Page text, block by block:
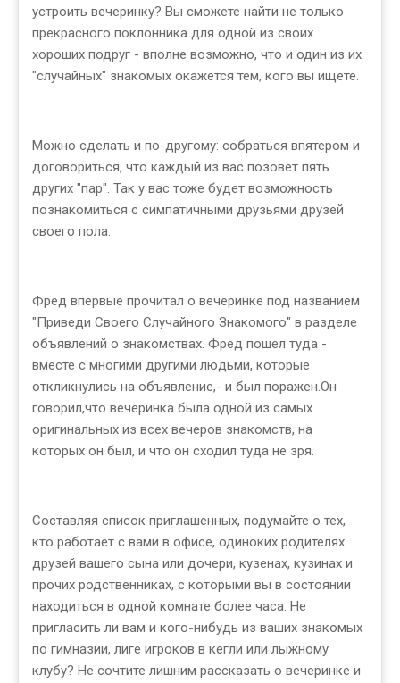
устроить вечеринку? Вы сможете найти не только
прекрасного поклонника для одной из своих
хороших подруг - вполне возможно, что и один из их
"случайных" знакомых окажется тем, кого вы ищете.
Можно сделать и по-другому: собраться впятером и
договориться, что каждый из вас позовет пять
других "пар". Так у вас тоже будет возможность
познакомиться с симпатичными друзьями друзей
своего пола.
Фред впервые прочитал о вечеринке под названием
"Приведи Своего Случайного Знакомого" в разделе
объявлений о знакомствах. Фред пошел туда -
вместе с многими другими людьми, которые
откликнулись на объявление,- и был поражен.Он
говорил,что вечеринка была одной из самых
оригинальных из всех вечеров знакомств, на
которых он был, и что он сходил туда не зря.
Составляя список приглашенных, подумайте о тех,
кто работает с вами в офисе, одиноких родителях
друзей вашего сына или дочери, кузенах, кузинах и
прочих родственниках, с которыми вы в состоянии
находиться в одной комнате более часа. Не
пригласить ли вам и кого-нибудь из ваших знакомых
по гимназии, лиге игроков в кегли или лыжному
клубу? Не сочтите лишним рассказать о вечеринке и